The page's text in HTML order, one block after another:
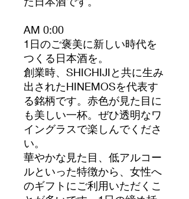
AM 0:00
1日のご褒美に新しい時代を
つくる日本酒を。
創業時、SHICHIJIと共に生み
出されたHINEMOSを代表す
る銘柄です。赤色が見た目に
も美しい一杯。ぜひ透明なワ
イングラスで楽しんでくださ
い。
華やかな見た目、低アルコー
ルといった特徴から、女性へ
のギフトにご利用いただくこ